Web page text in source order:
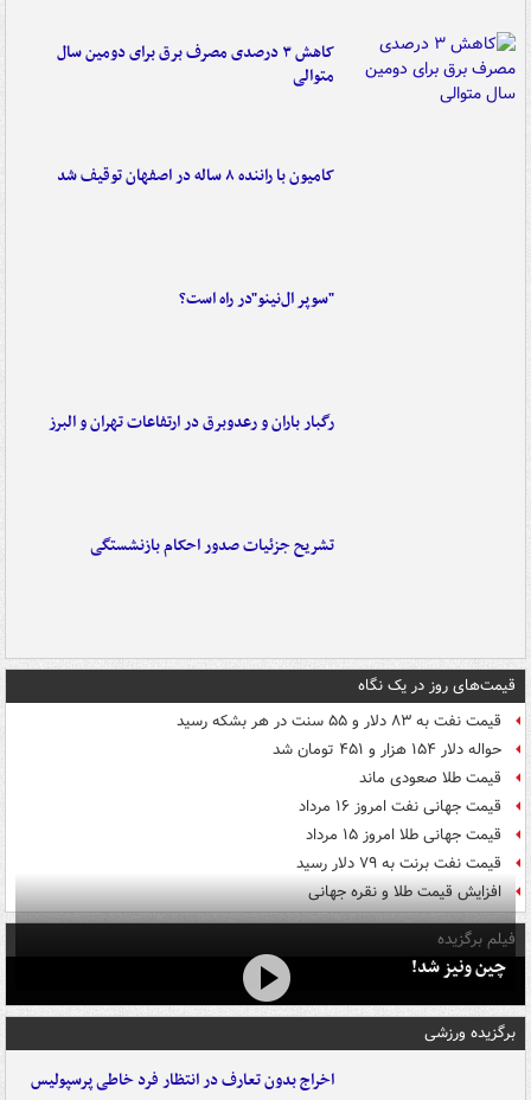
کاهش ۳ درصدی مصرف برق برای دومین سال
متوالی
کامیون با راننده ۸ ساله در اصفهان توقیف شد
"سوپر ال‌نینو"در راه است؟
رگبار باران و رعدوبرق در ارتفاعات تهران و البرز
تشریح جزئیات صدور احکام بازنشستگی
قیمت‌های روز در یک نگاه
قیمت نفت به ۸۳ دلار و ۵۵ سنت در هر بشکه رسید
حواله دلار ۱۵۴ هزار و ۴۵۱ تومان شد
قیمت طلا صعودی ماند
قیمت جهانی نفت امروز ۱۶ مرداد
قیمت جهانی طلا امروز ۱۵ مرداد
قیمت نفت برنت به ۷۹ دلار رسید
افزایش قیمت طلا و نقره جهانی
فیلم برگزیده
چین ونیز شد!
برگزیده ورزشی
اخراج بدون تعارف در انتظار فرد خاطی پرسپولیس